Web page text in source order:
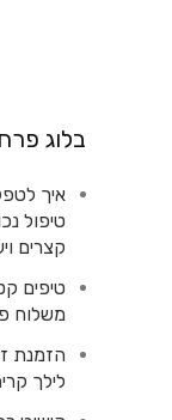
בלוג
איך
קצרים
טיפים
משלוח
הזמנת
לילך